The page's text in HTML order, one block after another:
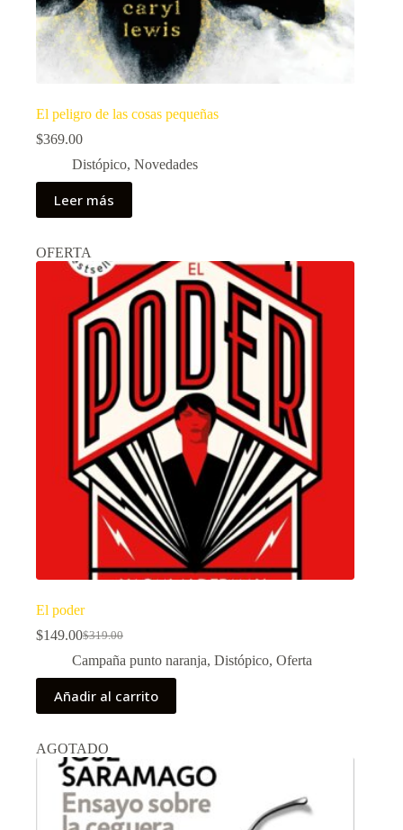
El peligro de las cosas pequeñas
$369.00
Distópico, Novedades
Leer más
OFERTA
El poder
$319.00
El
precio
original
era:
$149.00El
precio
actual
es:
Campaña punto naranja, Distópico, Oferta
Añadir al carrito
AGOTADO